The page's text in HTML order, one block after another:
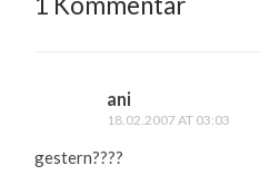
ani
18.02.2007 AT 03:03
gestern????